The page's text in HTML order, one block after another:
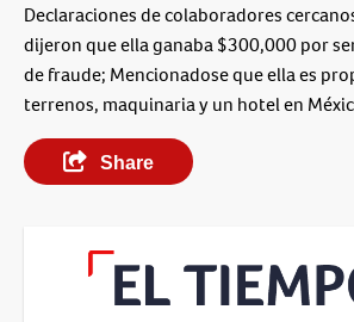
Declaraciones de colaboradores
dijeron que ella ganaba $300,000 por
de fraude; Mencionadose que ella es
terrenos, maquinaria y un hotel en
Share